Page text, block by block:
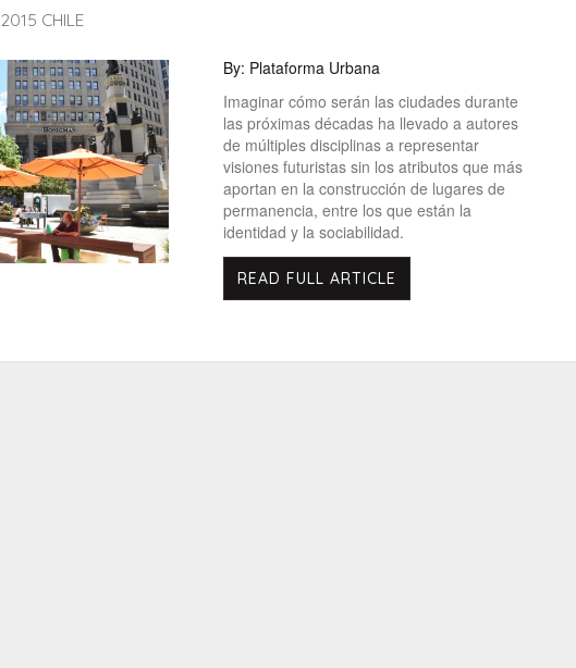
CHILE
By: Plataforma Urbana
Imaginar cómo serán las ciudades durante
las próximas décadas ha llevado a autores
de múltiples disciplinas a representar
visiones futuristas sin los atributos que más
aportan en la construcción de lugares de
permanencia, entre los que están la
identidad y la sociabilidad.
READ FULL ARTICLE